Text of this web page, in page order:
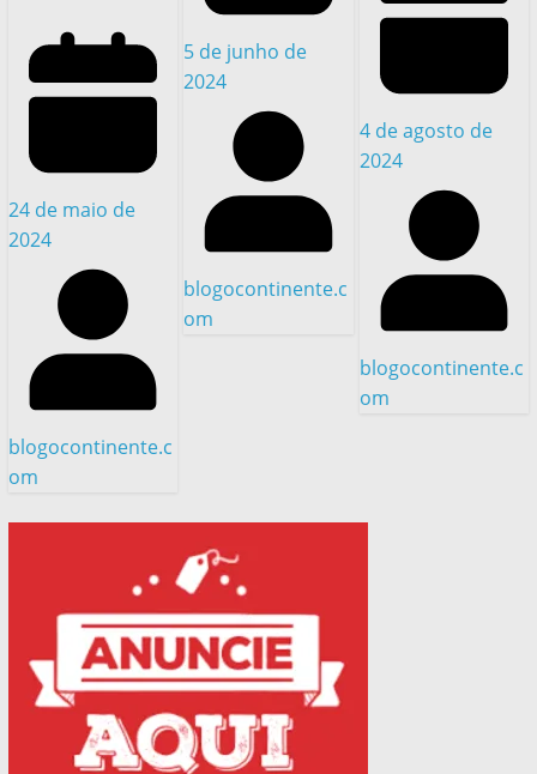
24 de maio de
2024
blogocontinente.c
om
5 de junho de
2024
blogocontinente.c
om
4 de agosto de
2024
blogocontinente.c
om